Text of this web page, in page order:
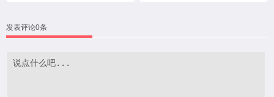
发表评论0条